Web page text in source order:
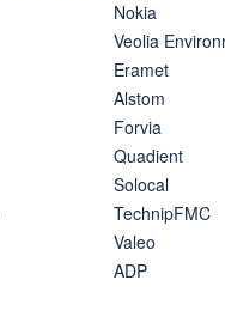
Nokia
Veolia
Eramet
Alstom
Forvia
Quadient
Solocal
TechnipFMC
Valeo
ADP